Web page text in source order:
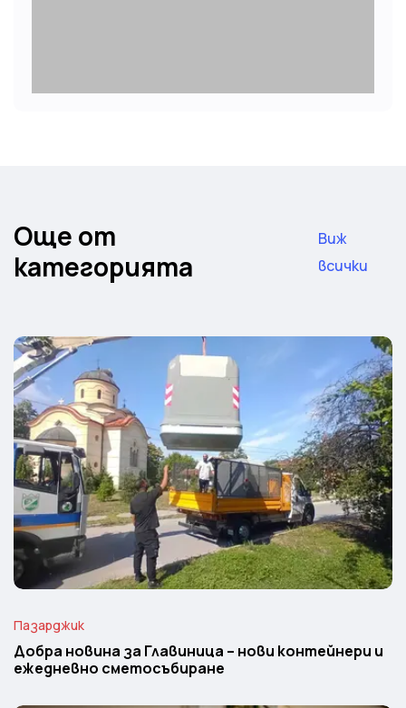
Още от
категорията
Виж
всички
Пазарджик
Добра новина за Главиница – нови контейнери и
ежедневно сметосъбиране